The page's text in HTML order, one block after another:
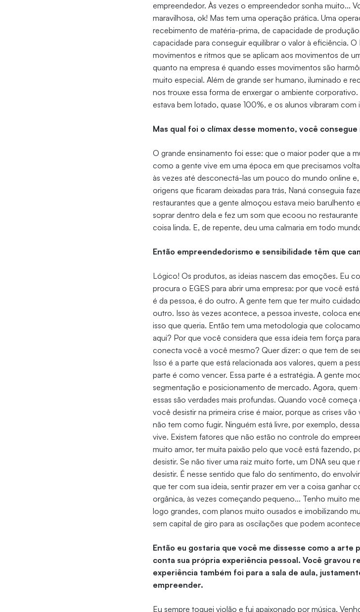
empreendedor. Às vezes o empreendedor sonha muito...
maravilhosa, ok! Mas tem uma operação prática. Uma
recebimento de matéria-prima, de capacidade de
capacidade para conseguir equilibrar o valor à eficiência.
movimentos e ritmos que se aplicam aos movimentos de
quanto na empresa é quando esses movimentos são
muito especial. Além de grande ser humano, iluminado e
nos trouxe essa forma de enxergar o ambiente
estava bem lotado, quase 100%, e os alunos vibraram com
Mas qual foi o clímax desse momento, você
O grande ensinamento foi esse: que o maior poder que a
como a gente vive em uma época em que precisamos
às vezes até desconectá-las um pouco do mundo online
origens que ficaram deixadas para trás, Naná conseguia
restaurantes que a gente almoçou estava meio barulhento
soprar dentro dela e fez um som que ecoou no
coisa linda. E, de repente, deu uma calmaria em todo
Então empreendedorismo e sensibilidade têm que
Lógico! Os produtos, as ideias nascem das emoções. Eu
procura o EGES para abrir uma empresa: por que você
é da pessoa, é do outro. A gente tem que ter muito
outro. Isso às vezes acontece, a pessoa investe, coloca
isso que queria. Então tem uma metodologia que
aqui? Por que você considera que essa ideia tem força
conecta você a você mesmo? Quer dizer: o que tem de
Isso é a parte que está relacionada aos valores, quem a
parte é como vencer. Essa parte é a estratégia. A gente
segmentação e posicionamento de mercado. Agora,
essas são verdades mais profundas. Quando você
você desistir na primeira crise é maior, porque as crises
não tem como fugir. Ninguém está livre, por exemplo,
vive. Existem fatores que não estão no controle do
muito amor, ter muita paixão pelo que você está fazendo,
desistir. Se não tiver uma raiz muito forte, um DNA seu
desistir. É nesse sentido que falo do sentimento, do
que ter com sua ideia, sentir prazer em ver a coisa ganhar
orgânica, às vezes começando pequeno... Tenho muito
logo grandes, com planos muito ousados e imobilizando
sem capital de giro para as oscilações que podem
Então eu gostaria que você me dissesse como a arte
conta sua própria experiência pessoal. Você gravou
experiência também foi para a sala de aula,
empreender.
Eu sempre toquei violão e fui apaixonado por música.